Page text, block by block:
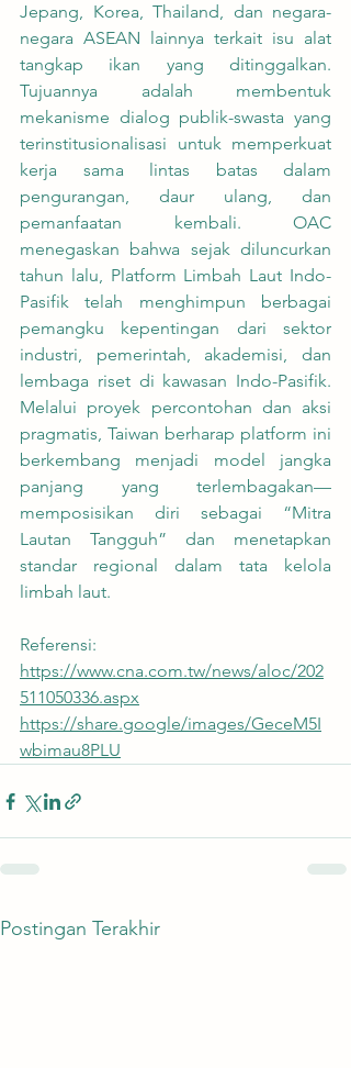
Jepang, Korea, Thailand, dan negara-
negara ASEAN lainnya terkait isu alat
tangkap ikan yang ditinggalkan.
Tujuannya adalah membentuk
mekanisme dialog publik-swasta yang
terinstitusionalisasi untuk memperkuat
kerja sama lintas batas dalam
pengurangan, daur ulang, dan
pemanfaatan kembali. OAC
menegaskan bahwa sejak diluncurkan
tahun lalu, Platform Limbah Laut Indo-
Pasifik telah menghimpun berbagai
pemangku kepentingan dari sektor
industri, pemerintah, akademisi, dan
lembaga riset di kawasan Indo-Pasifik.
Melalui proyek percontohan dan aksi
pragmatis, Taiwan berharap platform ini
berkembang menjadi model jangka
panjang yang terlembagakan—
memposisikan diri sebagai “Mitra
Lautan Tangguh” dan menetapkan
standar regional dalam tata kelola
limbah laut.
Referensi:
https://www.cna.com.tw/news/aloc/202
511050336.aspx
https://share.google/images/GeceM5I
wbimau8PLU
Postingan Terakhir